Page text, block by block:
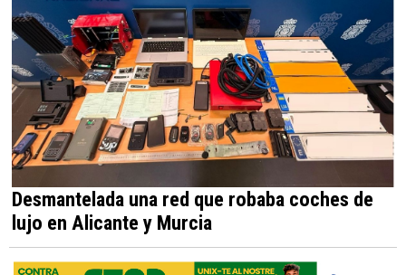
Desmantelada una red que robaba coches de
lujo en Alicante y Murcia